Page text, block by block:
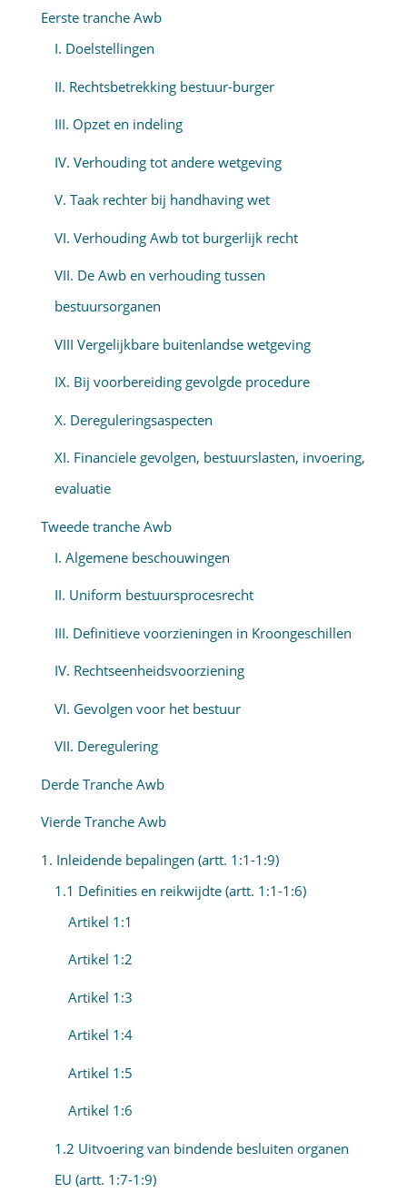
Eerste tranche Awb
I. Doelstellingen
II. Rechtsbetrekking bestuur-burger
III. Opzet en indeling
IV. Verhouding tot andere wetgeving
V. Taak rechter bij handhaving wet
VI. Verhouding Awb tot burgerlijk recht
VII. De Awb en verhouding tussen
bestuursorganen
VIII Vergelijkbare buitenlandse wetgeving
IX. Bij voorbereiding gevolgde procedure
X. Dereguleringsaspecten
XI. Financiele gevolgen, bestuurslasten, invoering,
evaluatie
Tweede tranche Awb
I. Algemene beschouwingen
II. Uniform bestuursprocesrecht
III. Definitieve voorzieningen in Kroongeschillen
IV. Rechtseenheidsvoorziening
VI. Gevolgen voor het bestuur
VII. Deregulering
Derde Tranche Awb
Vierde Tranche Awb
1. Inleidende bepalingen (artt. 1:1-1:9)
1.1 Definities en reikwijdte (artt. 1:1-1:6)
Artikel 1:1
Artikel 1:2
Artikel 1:3
Artikel 1:4
Artikel 1:5
Artikel 1:6
1.2 Uitvoering van bindende besluiten organen
EU (artt. 1:7-1:9)